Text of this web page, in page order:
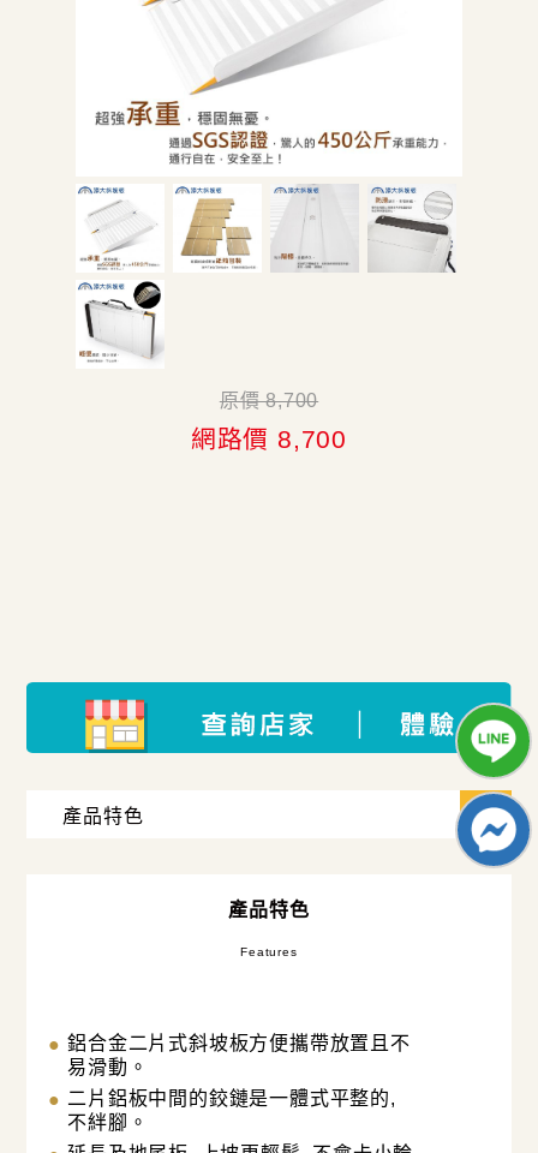
原價 8,700
網路價 8,700
產品特色
Features
鋁合金二片式斜坡板方便攜帶放置且不
易滑動。
二片鋁板中間的鉸鏈是一體式平整的,
不絆腳。